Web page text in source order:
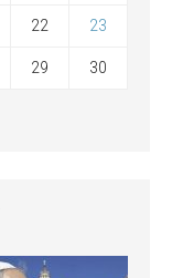
22 23
29 30